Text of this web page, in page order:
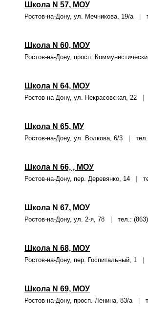
Школа N 57, МОУ
Ростов-на-Дону, ул. Мечникова, 19/а
Школа N 60, МОУ
Ростов-на-Дону, просп.
Школа N 64, МОУ
Ростов-на-Дону, ул. Некрасовская, 22
Школа N 65, МУ
Ростов-на-Дону, ул. Волкова, 6/3
Школа N 66, , МОУ
Ростов-на-Дону, пер. Деревянко, 14
Школа N 67, МОУ
Ростов-на-Дону, ул. 2-я, 78 тел.:
Школа N 68, МОУ
Ростов-на-Дону, пер. Госпитальный, 1
Школа N 69, МОУ
Ростов-на-Дону, просп. Ленина, 83/а